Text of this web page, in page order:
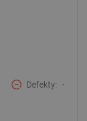
Defekty -